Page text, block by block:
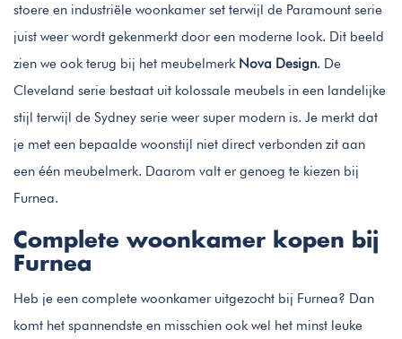
stoere en industriële woonkamer set terwijl de Paramount serie
juist weer wordt gekenmerkt door een moderne look. Dit beeld
zien we ook terug bij het meubelmerk Nova Design. De
Cleveland serie bestaat uit kolossale meubels in een landelijke
stijl terwijl de Sydney serie weer super modern is. Je merkt dat
je met een bepaalde woonstijl niet direct verbonden zit aan
een één meubelmerk. Daarom valt er genoeg te kiezen bij
Furnea.
Complete woonkamer kopen bij
Furnea
Heb je een complete woonkamer uitgezocht bij Furnea? Dan
komt het spannendste en misschien ook wel het minst leuke